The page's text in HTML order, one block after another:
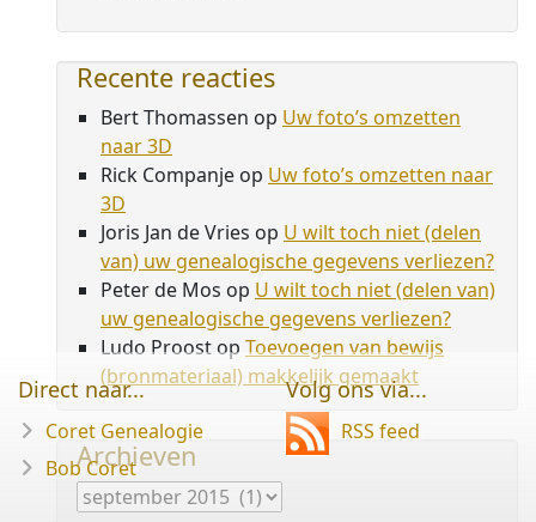
Recente reacties
Bert Thomassen op Uw foto’s omzetten
naar 3D
Rick Companje op Uw foto’s omzetten naar
3D
Joris Jan de Vries op U wilt toch niet (delen
van) uw genealogische gegevens verliezen?
Peter de Mos op U wilt toch niet (delen van)
uw genealogische gegevens verliezen?
Ludo Proostop Toevoegen van bewijs
(bronmateriaal) makkelijk gemaakt
Archieven
Archieven
Direct naar...
Coret Genealogie
Bob Coret
Volg ons via...
RSS feed